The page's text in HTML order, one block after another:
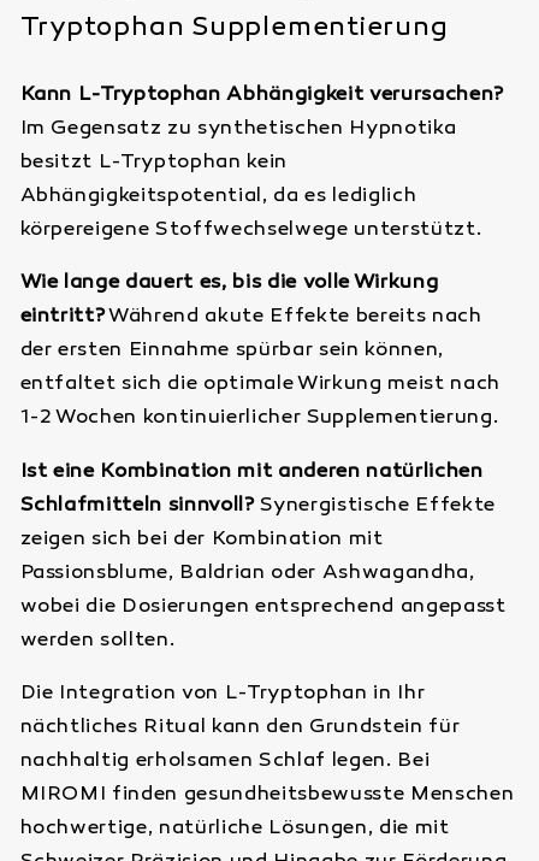
Tryptophan Supplementierung
Kann L-Tryptophan Abhängigkeit verursachen?
Im Gegensatz zu synthetischen Hypnotika
besitzt L-Tryptophan kein
Abhängigkeitspotential, da es lediglich
körpereigene Stoffwechselwege unterstützt.
Wie lange dauert es, bis die volle Wirkung
eintritt?Während akute Effekte bereits nach
der ersten Einnahme spürbar sein können,
entfaltet sich die optimale Wirkung meist nach
1-2 Wochen kontinuierlicher Supplementierung.
Ist eine Kombination mit anderen natürlichen
Schlafmitteln sinnvoll?Synergistische Effekte
zeigen sich bei der Kombination mit
Passionsblume, Baldrian oder Ashwagandha,
wobei die Dosierungen entsprechend angepasst
werden sollten.
Die Integration von L-Tryptophan in Ihr
nächtliches Ritual kann den Grundstein für
nachhaltig erholsamen Schlaf legen. Bei
MIROMI finden gesundheitsbewusste Menschen
hochwertige, natürliche Lösungen, die mit